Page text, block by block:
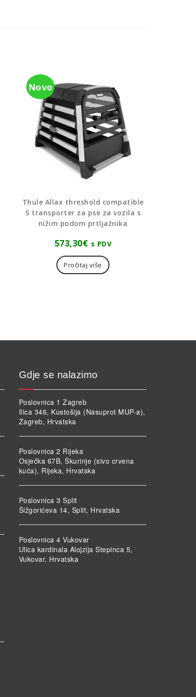
Novo
Thule Allax threshold compatible
S transporter za pse za vozila s
nižim podom prtljažnika
573,30€ s PDV
Pročitaj više
Gdje se nalazimo
Poslovnica 1 Zagreb
Ilica 346, Kustošija (Nasuprot MUP-a),
Zagreb, Hrvatska
Poslovnica 2 Rijeka
Osječka 67B, Škurinje (sivo crvena
kuća), Rijeka, Hrvatska
Poslovnica 3 Split
Šižgorićeva 14, Split, Hrvatska
Poslovnica 4 Vukovar
Ulica kardinala Alojzija Stepinca 5,
Vukovar, Hrvatska